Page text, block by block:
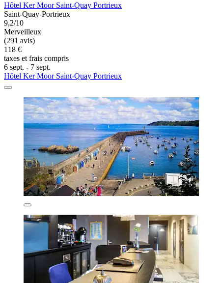
Hôtel Ker Moor Saint-Quay Portrieux
Saint-Quay-Portrieux
9,2/10
Merveilleux
(291 avis)
118 €
taxes et frais compris
6 sept. - 7 sept.
Hôtel Ker Moor Saint-Quay Portrieux